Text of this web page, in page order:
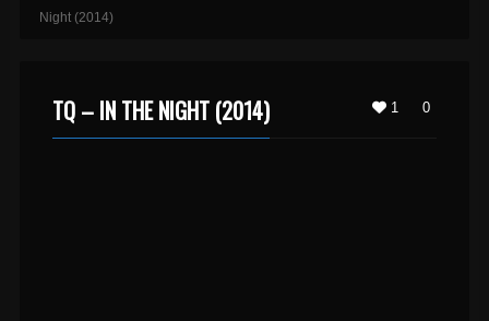
Night (2014)
1 0
TQ – IN THE NIGHT (2014)